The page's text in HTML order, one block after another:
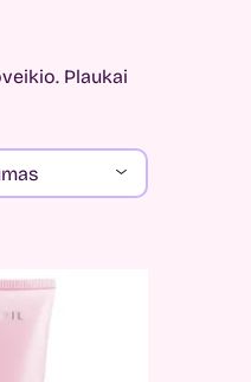
Plaukai